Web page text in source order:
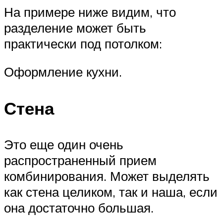
На примере ниже видим, что
разделение может быть
практически под потолком:
Оформление кухни.
Стена
Это еще один очень
распространенный прием
комбинирования. Может выделять
как стена целиком, так и наша, если
она достаточно большая.